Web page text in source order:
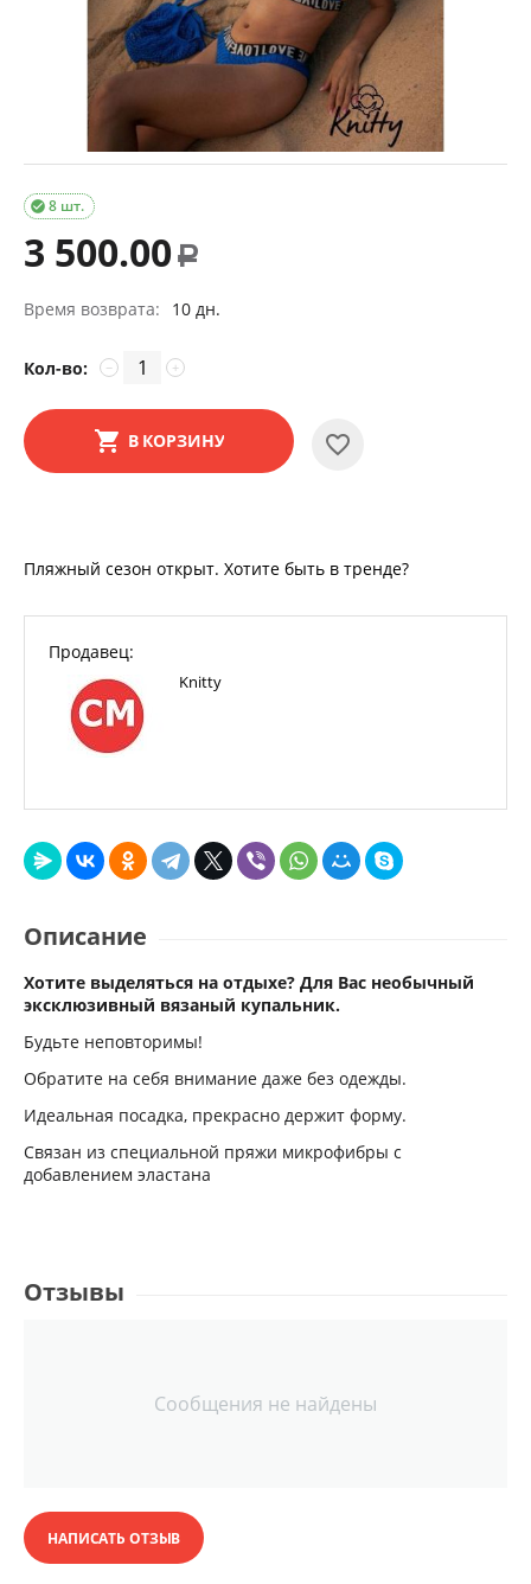
8 шт.

3 500.00 Р
Время возврата: 10 дн.
Кол-во: +
−
В КОРЗИНУ
Пляжный сезон открыт. Хотите быть в тренде?
Продавец:
Knitty
Описание
Хотите выделяться на отдыхе? Для Вас необычный
эксклюзивный вязаный купальник.
Будьте неповторимы!
Обратите на себя внимание даже без одежды.
Идеальная посадка, прекрасно держит форму.
Связан из специальной пряжи микрофибры с
добавлением эластана
Отзывы
Сообщения не найдены
НАПИСАТЬ ОТЗЫВ